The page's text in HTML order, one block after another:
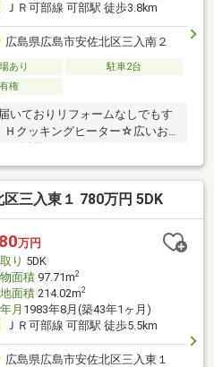
ＪＲ可部線 可部駅 徒歩3.8km
広島県広島市安佐北区三入南２
あり
駐車2台
権
いておりリフォームなしでもす
クッキングヒーター☆広いお
検索を！お客様のご都合にあわ
にご相談ください！賃貸アパー
ご相談もお気軽に！◎住宅ロー
ドなど別ローン）までをおまと
※資料請求・現地見学希望はお
【 ＴＥＬ ： ０１２０－２
三入東１ 780万円 5DK
万円
り 5DK
面積97.71m2
面積214.02m2
月 1983年8月(築43年1ヶ月)
ＪＲ可部線 可部駅 徒歩5.5km
広島県広島市安佐北区三入東１